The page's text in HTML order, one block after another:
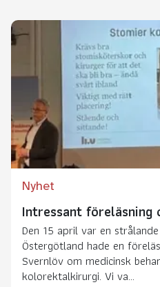
Nyhet
Intressant föreläsning
Den 15 april var en
Östergötland hade en
Svernlöv om medicinsk
kolorektalkirurgi. Vi va...